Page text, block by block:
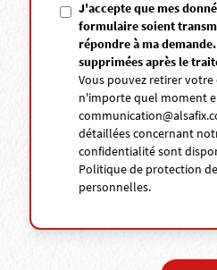
J'accepte que mes
formulaire soient
répondre à ma
supprimées après le
Vous pouvez retirer
n'importe quel moment
détaillées concernant
confidentialité sont
Politique de protection
personnelles.